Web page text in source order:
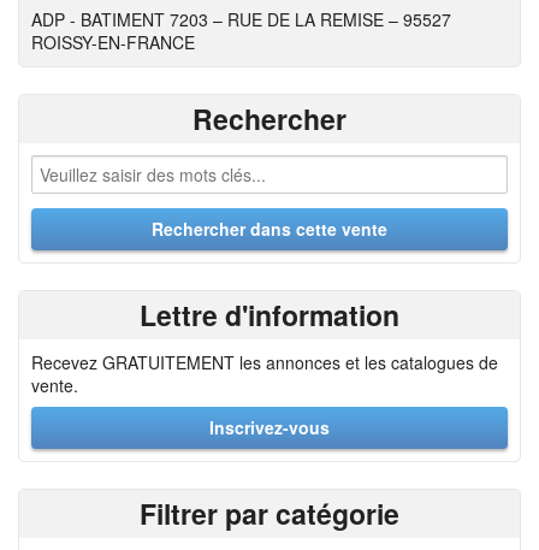
ADP - BATIMENT 7203 – RUE DE LA REMISE – 95527
ROISSY-EN-FRANCE
Rechercher
Lettre d'information
Recevez GRATUITEMENT les annonces et les catalogues de
vente.
Inscrivez-vous
Filtrer par catégorie